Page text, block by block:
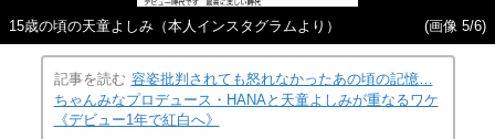
15歳の頃の天童よしみ（本人インスタグラムより） (画像 5/6)
記事を読む 容姿批判されても怒れなかったあの頃の記憶…
ちゃんみなプロデュース・HANAと天童よしみが重なるワケ
《デビュー1年で紅白へ》